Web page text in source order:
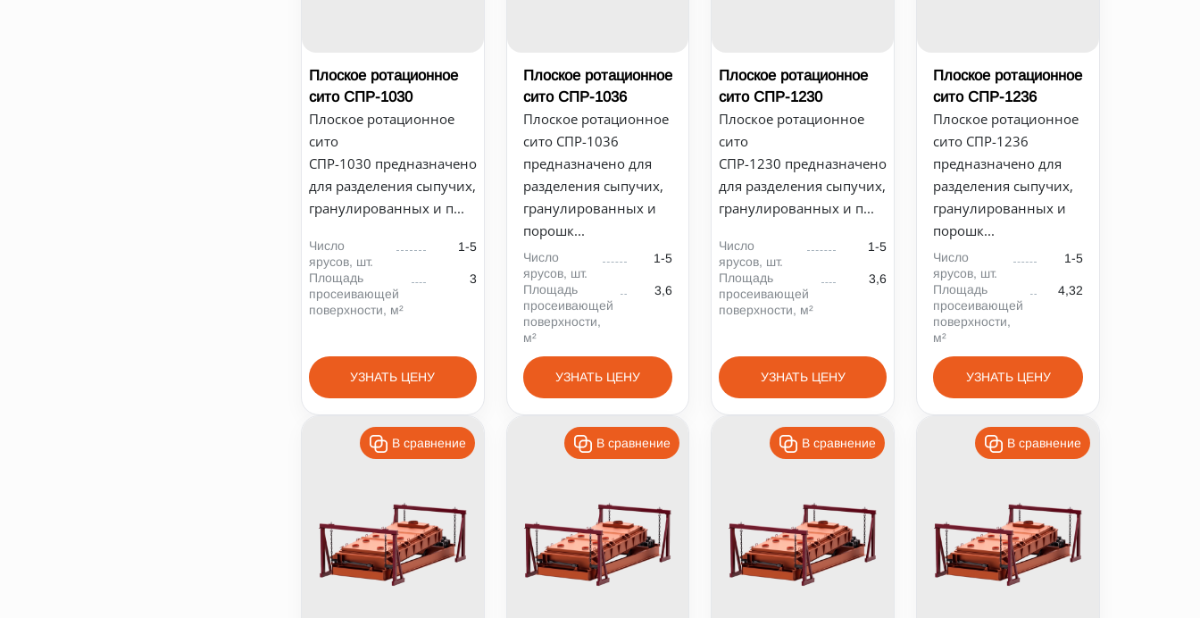
Плоское ротационное
сито СПР-1030
Плоское ротационное
сито
СПР-1030 предназначено
для разделения сыпучих,
гранулированных и п...
Число
ярусов, шт.
1-5
Площадь
просеивающей
поверхности, м²
3
УЗНАТЬ ЦЕНУ
Плоское ротационное
сито СПР-1036
Плоское ротационное
сито СПР-1036
предназначено для
разделения сыпучих,
гранулированных и
порошк...
Число
ярусов, шт.
1-5
Площадь
просеивающей
поверхности,
м²
3,6
УЗНАТЬ ЦЕНУ
Плоское ротационное
сито СПР-1230
Плоское ротационное
сито
СПР-1230 предназначено
для разделения сыпучих,
гранулированных и п...
Число
ярусов, шт.
1-5
Площадь
просеивающей
поверхности, м²
3,6
УЗНАТЬ ЦЕНУ
Плоское ротационное
сито СПР-1236
Плоское ротационное
сито СПР-1236
предназначено для
разделения сыпучих,
гранулированных и
порошк...
Число
ярусов, шт.
1-5
Площадь
просеивающей
поверхности,
м²
4,32
УЗНАТЬ ЦЕНУ
В сравнение В сравнение В сравнение В сравнение